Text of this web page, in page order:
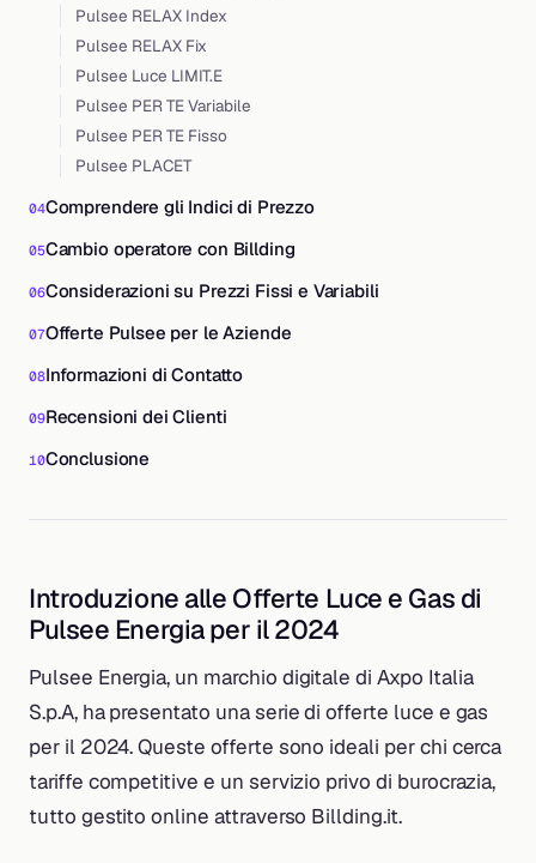
Pulsee RELAX Index
Pulsee RELAX Fix
Pulsee Luce LIMIT.E
Pulsee PER TE Variabile
Pulsee PER TE Fisso
Pulsee PLACET
Comprendere gli Indici di Prezzo
Cambio operatore con Billding
Considerazioni su Prezzi Fissi e Variabili
Offerte Pulsee per le Aziende
Informazioni di Contatto
Recensioni dei Clienti
Conclusione
Introduzione alle Offerte Luce e Gas di
Pulsee Energia per il 2024
Pulsee Energia, un marchio digitale di Axpo Italia
S.p.A, ha presentato una serie di offerte luce e gas
per il 2024. Queste offerte sono ideali per chi cerca
tariffe competitive e un servizio privo di burocrazia,
tutto gestito online attraverso Billding.it.